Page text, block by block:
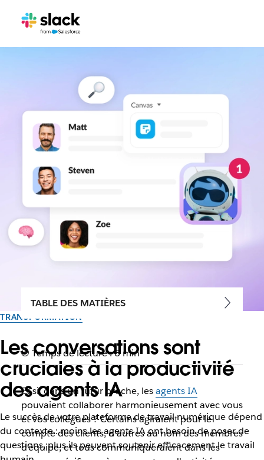
TRANSFORMATION
Les conversations sont
cruciales à la productivité
des agents IA
Le succès de votre plateforme de travail numérique dépend
du contexte : moins les agents IA ont besoin de poser de
questions, plus ils peuvent soutenir efficacement le travail
TABLE DES MATIÈRES
Temps de lecture : 6 min
Et si, dans un futur proche, lesagents IA
pouvaient collaborer harmonieusement avec vous
et vos collègues ? Certains agiraient pour le
compte des clients, d'autres au nom des membres
d’équipe, et tous communiqueraient dans les